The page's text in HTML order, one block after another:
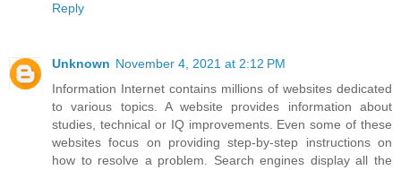
Reply
Unknown November 4, 2021 at 2:12 PM
Information Internet contains millions of websites dedicated
to various topics. A website provides information about
studies, technical or IQ improvements. Even some of these
websites focus on providing step-by-step instructions on
how to resolve a problem. Search engines display all the